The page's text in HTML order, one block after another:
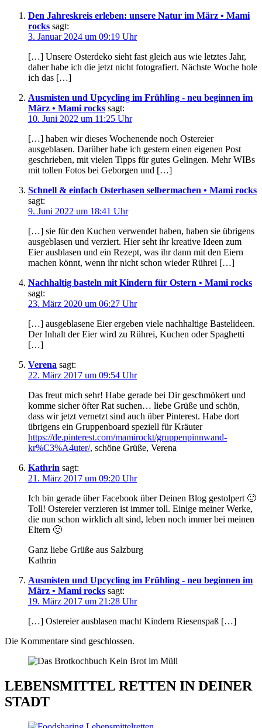
Den Jahreskreis erleben: unsere Natur im März • Mami
rocks sagt:
3. Januar 2024 um 09:19 Uhr
[…] Unsere Osterdeko sieht fast gleich aus wie letztes Jahr,
daher habe ich die jetzt nicht fotografiert. Nächste Woche hole
ich das […]
Ausmisten und Upcycling im Frühling - neu beginnen im
März • Mami rocks sagt:
10. Juni 2022 um 11:25 Uhr
[…] haben wir dieses Wochenende noch Ostereier
ausgeblasen. Darüber habe ich gestern einen eigenen Post
geschrieben, mit vielen Tipps für gutes Gelingen. Mehr WIBs
mit tollen Fotos bei Geborgen und […]
Schnell & einfach Osterhasen selbermachen • Mami rocks
sagt:
9. Juni 2022 um 18:41 Uhr
[…] sie für den Kuchen verwendet haben, haben sie übrigens
ausgeblasen und verziert. Hier seht ihr kreative Ideen zum
Eier ausblasen und ein Rezept, was ihr dann mit den Eiern
machen könnt, wenn ihr nicht schon wieder Rührei […]
Nachhaltig basteln mit Kindern für Ostern • Mami rocks
sagt:
23. März 2020 um 06:27 Uhr
[…] ausgeblasene Eier ergeben viele nachhaltige Bastelideen.
Der Inhalt der Eier wird zu Rührei, Kuchen oder Spaghetti
[…]
Verena sagt:
22. März 2017 um 09:54 Uhr
Das freut mich sehr! Habe gerade bei Dir geschmökert und
komme sicher öfter Rat suchen… liebe Grüße und schön,
dass wir jetzt vernetzt sind auch über Pinterest. Habe dort
übrigens ein Gruppenboard speziell für Kräuter
https://de.pinterest.com/mamirockt/gruppenpinnwand-
kr%C3%A4uter/, schöne Grüße, Verena
Kathrin sagt:
21. März 2017 um 09:20 Uhr
Ich bin gerade über Facebook über Deinen Blog gestolpert 🙂
Toll! Ostereier verzieren ist immer toll. Einige meiner Werke,
die nun schon wirklich alt sind, leben noch immer bei meinen
Eltern 🙂
Ganz liebe Grüße aus Salzburg
Kathrin
Ausmisten und Upcycling im Frühling - neu beginnen im
März • Mami rocks sagt:
19. März 2017 um 21:28 Uhr
[…] Ostereier ausblasen macht Kindern Riesenspaß […]
Die Kommentare sind geschlossen.
LEBENSMITTEL RETTEN IN DEINER
STADT